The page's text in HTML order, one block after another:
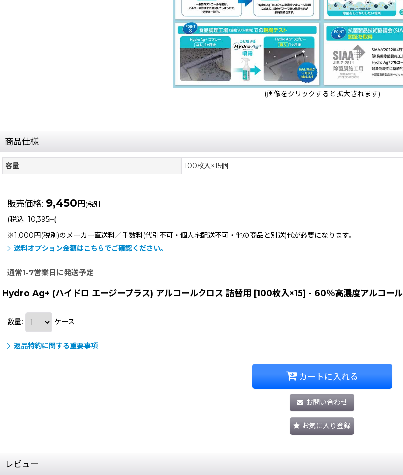
(画像をクリックすると拡大されます)
商品仕様
容量 100枚入×15個
販売価格: 9,450円(税別)
(税込: 10,395円)
※1,000円(税別)のメーカー直送料／手数料(代引不可・個人宅配送不可・他の商品と別送)代が必要になります。
送料オプション金額はこちらでご確認ください。
通常1-7営業日に発送予定
Hydro Ag+ (ハイドロ エージープラス) アルコールクロス 詰替用 [100枚入×15] - 60％高濃度アルコー
数量: ケース
返品特約に関する重要事項
カートに入れる
お問い合わせ
お気に入り登録
レビュー